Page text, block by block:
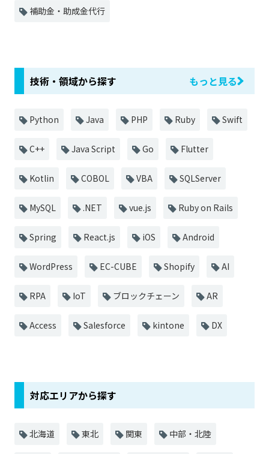
補助金・助成金代行
技術・領域から探す もっと見る
Python Java PHP Ruby Swift
C++ Java Script Go Flutter
Kotlin COBOL VBA SQLServer
MySQL .NET vue.js Ruby on Rails
Spring React.js iOS Android
WordPress EC-CUBE Shopify AI
RPA IoT ブロックチェーン AR
Access Salesforce kintone DX
対応エリアから探す
北海道 東北 関東 中部・北陸